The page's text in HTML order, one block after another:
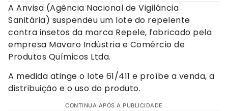
A Anvisa (Agência Nacional de Vigilância
Sanitária) suspendeu um lote do repelente
contra insetos da marca Repele, fabricado pela
empresa Mavaro Indústria e Comércio de
Produtos Químicos Ltda.
A medida atinge o lote 61/411 e proíbe a venda, a
distribuição e o uso do produto.
CONTINUA APÓS A PUBLICIDADE